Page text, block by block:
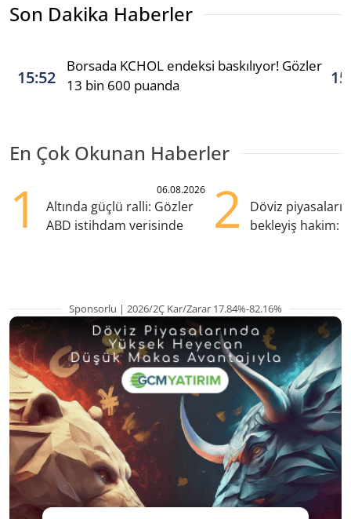
Son Dakika Haberler
15:52
Borsada KCHOL endeksi baskılıyor! Gözler
13 bin 600 puanda
En Çok Okunan Haberler
1 06.08.2026
Altında güçlü ralli: Gözler
ABD istihdam verisinde
2
Döviz
bekleyiş hakim:
Sponsorlu | 2026/2Ç Kar/Zarar 17.84%-82.16%